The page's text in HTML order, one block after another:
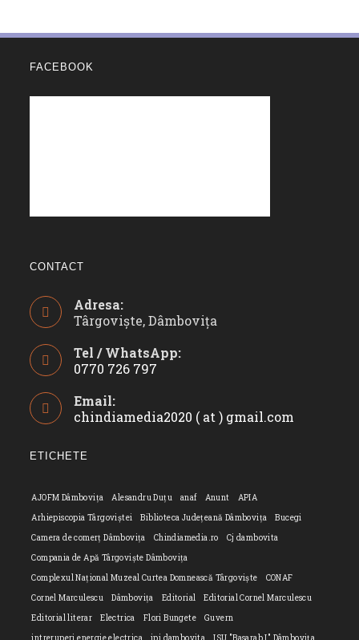
FACEBOOK
CONTACT
Adresa:
Târgoviște, Dâmbovița
Tel / WhatsApp:
0770 726 797
in
your
Email:
chindiamedia2020 ( at ) gmail.com
ETICHETE
AJOFM Dâmbovița Alesandru Duțu anaf Anunt
APIA
Arhiepiscopia Târgoviștei
Biblioteca Județeană Dâmbovița
Bucegi
Camera de comerț Dâmbovița
Chindiamedia.ro
Cj dambovita
Compania de Apă Târgoviște Dâmbovița
Complexul Național Muzeal Curtea Domnească Târgoviște
CONAF
Cornel Marculescu
Dâmbovița Editorial
Editorial Cornel Marculescu
Editorial literar
Electrica Flori Bungete
Guvern
intreruperi energie electrica
ipj dambovita ISU "Basarab I" Dâmbovița